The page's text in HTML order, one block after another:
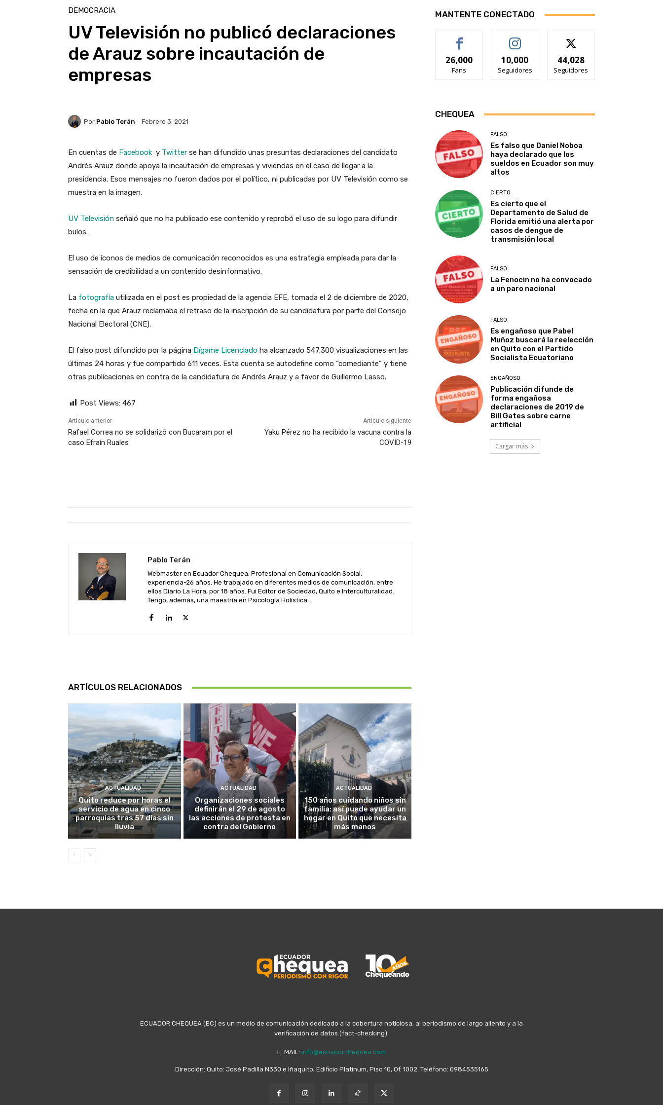
DEMOCRACIA
UV Televisión no publicó declaraciones
de Arauz sobre incautación de
empresas
Por Pablo Terán Febrero 3, 2021
En cuentas de Facebook y Twitter se han difundido unas presuntas declaraciones del candidato
Andrés Arauz donde apoya la incautación de empresas y viviendas en el caso de llegar a la
presidencia. Esos mensajes no fueron dados por el político, ni publicadas por UV Televisión como se
muestra en la imagen.
UV Televisión señaló que no ha publicado ese contenido y reprobó el uso de su logo para difundir
bulos.
El uso de íconos de medios de comunicación reconocidos es una estrategia empleada para dar la
sensación de credibilidad a un contenido desinformativo.
La fotografía utilizada en el post es propiedad de la agencia EFE, tomada el 2 de diciembre de 2020,
fecha en la que Arauz reclamaba el retraso de la inscripción de su candidatura por parte del Consejo
Nacional Electoral (CNE).
El falso post difundido por la página Dígame Licenciado ha alcanzado 547.300 visualizaciones en las
últimas 24 horas y fue compartido 611 veces. Esta cuenta se autodefine como “comediante” y tiene
otras publicaciones en contra de la candidatura de Andrés Arauz y a favor de Guillermo Lasso.
Post Views: 467
Artículo anterior
Rafael Correa no se solidarizó con Bucaram por el
caso Efraín Ruales
Artículo siguiente
Yaku Pérez no ha recibido la vacuna contra la
COVID-19
Pablo Terán
Webmaster en Ecuador Chequea. Profesional en Comunicación Social,
experiencia-26 años. He trabajado en diferentes medios de comunicación, entre
ellos Diario La Hora, por 18 años. Fui Editor de Sociedad, Quito e Interculturalidad.
Tengo, además, una maestría en Psicología Holística.
ARTÍCULOS RELACIONADOS
ACTUALIDAD
Quito reduce por horas el
servicio de agua en cinco
parroquias tras 57 días sin
lluvia
ACTUALIDAD
Organizaciones sociales
definirán el 29 de agosto
las acciones de protesta en
contra del Gobierno
ACTUALIDAD
150 años cuidando niños sin
familia: así puede ayudar un
hogar en Quito que necesita
más manos
MANTENTE CONECTADO
26,000
Fans
10,000
Seguidores
44,028
Seguidores
CHEQUEA
FALSO
Es falso que Daniel Noboa
haya declarado que los
sueldos en Ecuador son muy
altos
CIERTO
Es cierto que el
Departamento de Salud de
Florida emitió una alerta por
casos de dengue de
transmisión local
FALSO
La Fenocin no ha convocado
a un paro nacional
FALSO
Es engañoso que Pabel
Muñoz buscará la reelección
en Quito con el Partido
Socialista Ecuatoriano
ENGAÑOSO
Publicación difunde de
forma engañosa
declaraciones de 2019 de
Bill Gates sobre carne
artificial
Cargar más
ECUADOR CHEQUEA (EC) es un medio de comunicación dedicado a la cobertura noticiosa, al periodismo de largo aliento y a la
verificación de datos (fact-checking).
E-MAIL: info@ecuadorchequea.com
Dirección: Quito: José Padilla N330 e Iñaquito, Edificio Platinum, Piso 10, Of. 1002. Teléfono: 0984535165